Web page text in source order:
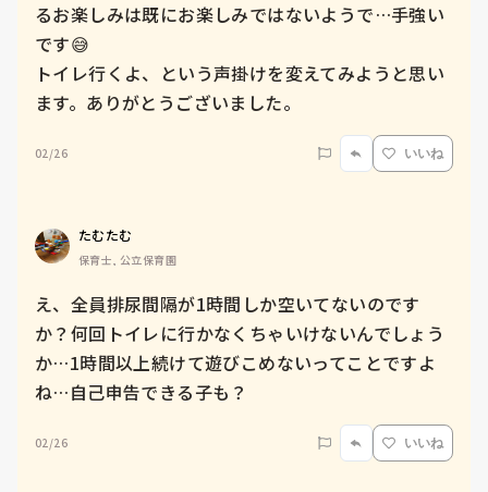
るお楽しみは既にお楽しみではないようで…手強い
です😅
トイレ行くよ、という声掛けを変えてみようと思い
ます。ありがとうございました。
02/26 いいね
たむたむ
保育士, 公立保育園
え、全員排尿間隔が1時間しか空いてないのです
か？何回トイレに行かなくちゃいけないんでしょう
か…1時間以上続けて遊びこめないってことですよ
ね…自己申告できる子も？
02/26 いいね